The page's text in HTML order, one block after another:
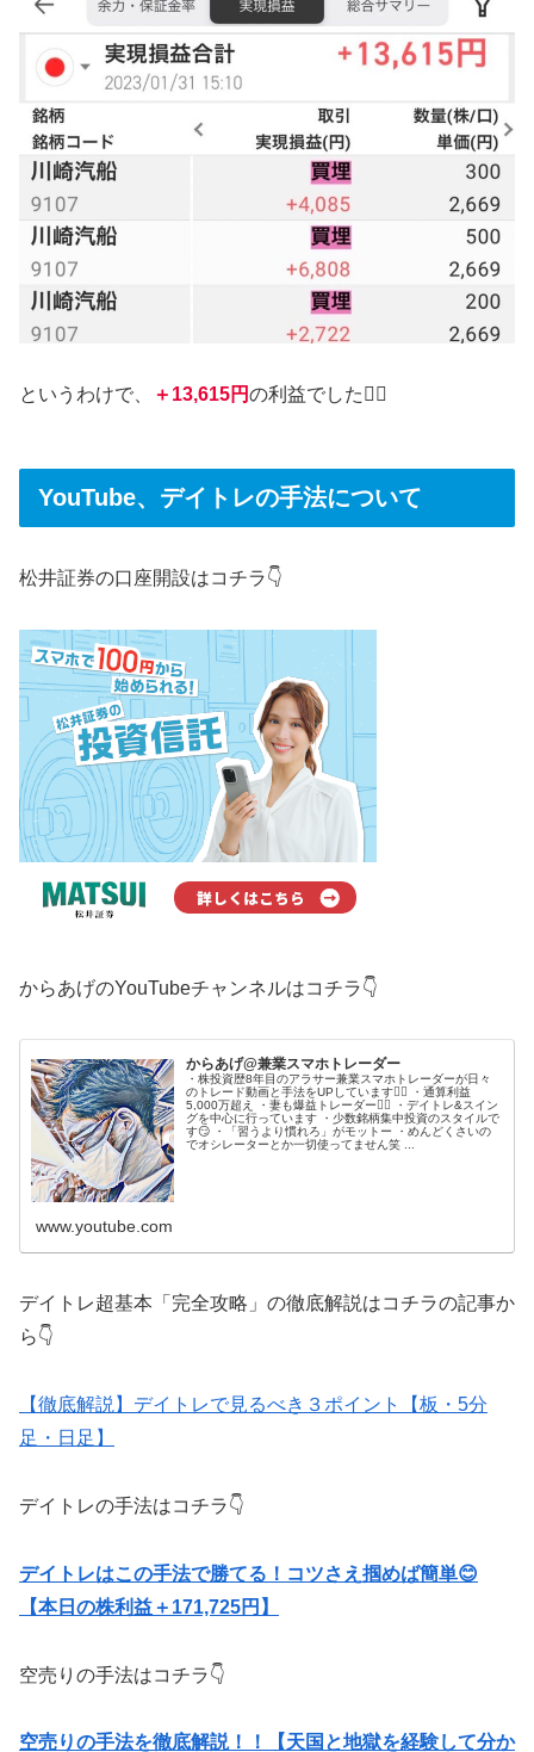
というわけで、 ＋13,615円の利益でした💁‍♀️
YouTube、デイトレの手法について
松井証券の口座開設はコチラ👇
からあげのYouTubeチャンネルはコチラ👇
からあげ@兼業スマホトレーダー
・株投資歴8年目のアラサー兼業スマホトレーダーが日々
のトレード動画と手法をUPしています🙋‍♂️ ・通算利益
5,000万超え ・妻も爆益トレーダー💁‍♀️ ・デイトレ&スイン
グを中心に行っています ・少数銘柄集中投資のスタイルで
す😏 ・「習うより慣れろ」がモットー ・めんどくさいの
でオシレーターとか一切使ってません笑 ...
www.youtube.com
デイトレ超基本「完全攻略」の徹底解説はコチラの記事か
ら👇
【徹底解説】デイトレで見るべき３ポイント【板・5分
足・日足】
デイトレの手法はコチラ👇
デイトレはこの手法で勝てる！コツさえ掴めば簡単😊
【本日の株利益＋171,725円】
空売りの手法はコチラ👇
空売りの手法を徹底解説！！【天国と地獄を経験して分か